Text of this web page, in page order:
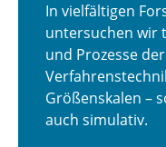
In vielfältigen
untersuchen wir
und Prozesse
Größenskalen –
auch simulativ.